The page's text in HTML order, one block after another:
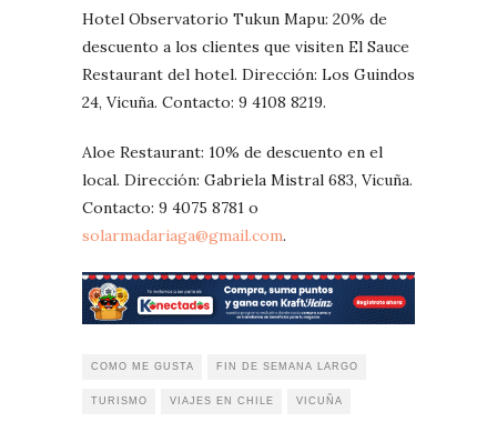
Hotel Observatorio Tukun Mapu: 20% de
descuento a los clientes que visiten El Sauce
Restaurant del hotel. Dirección: Los Guindos
24, Vicuña. Contacto: 9 4108 8219.
Aloe Restaurant: 10% de descuento en el
local. Dirección: Gabriela Mistral 683, Vicuña.
Contacto: 9 4075 8781 o
solarmadariaga@gmail.com.
COMO ME GUSTA FIN DE SEMANA LARGO
TURISMO VIAJES EN CHILE VICUÑA